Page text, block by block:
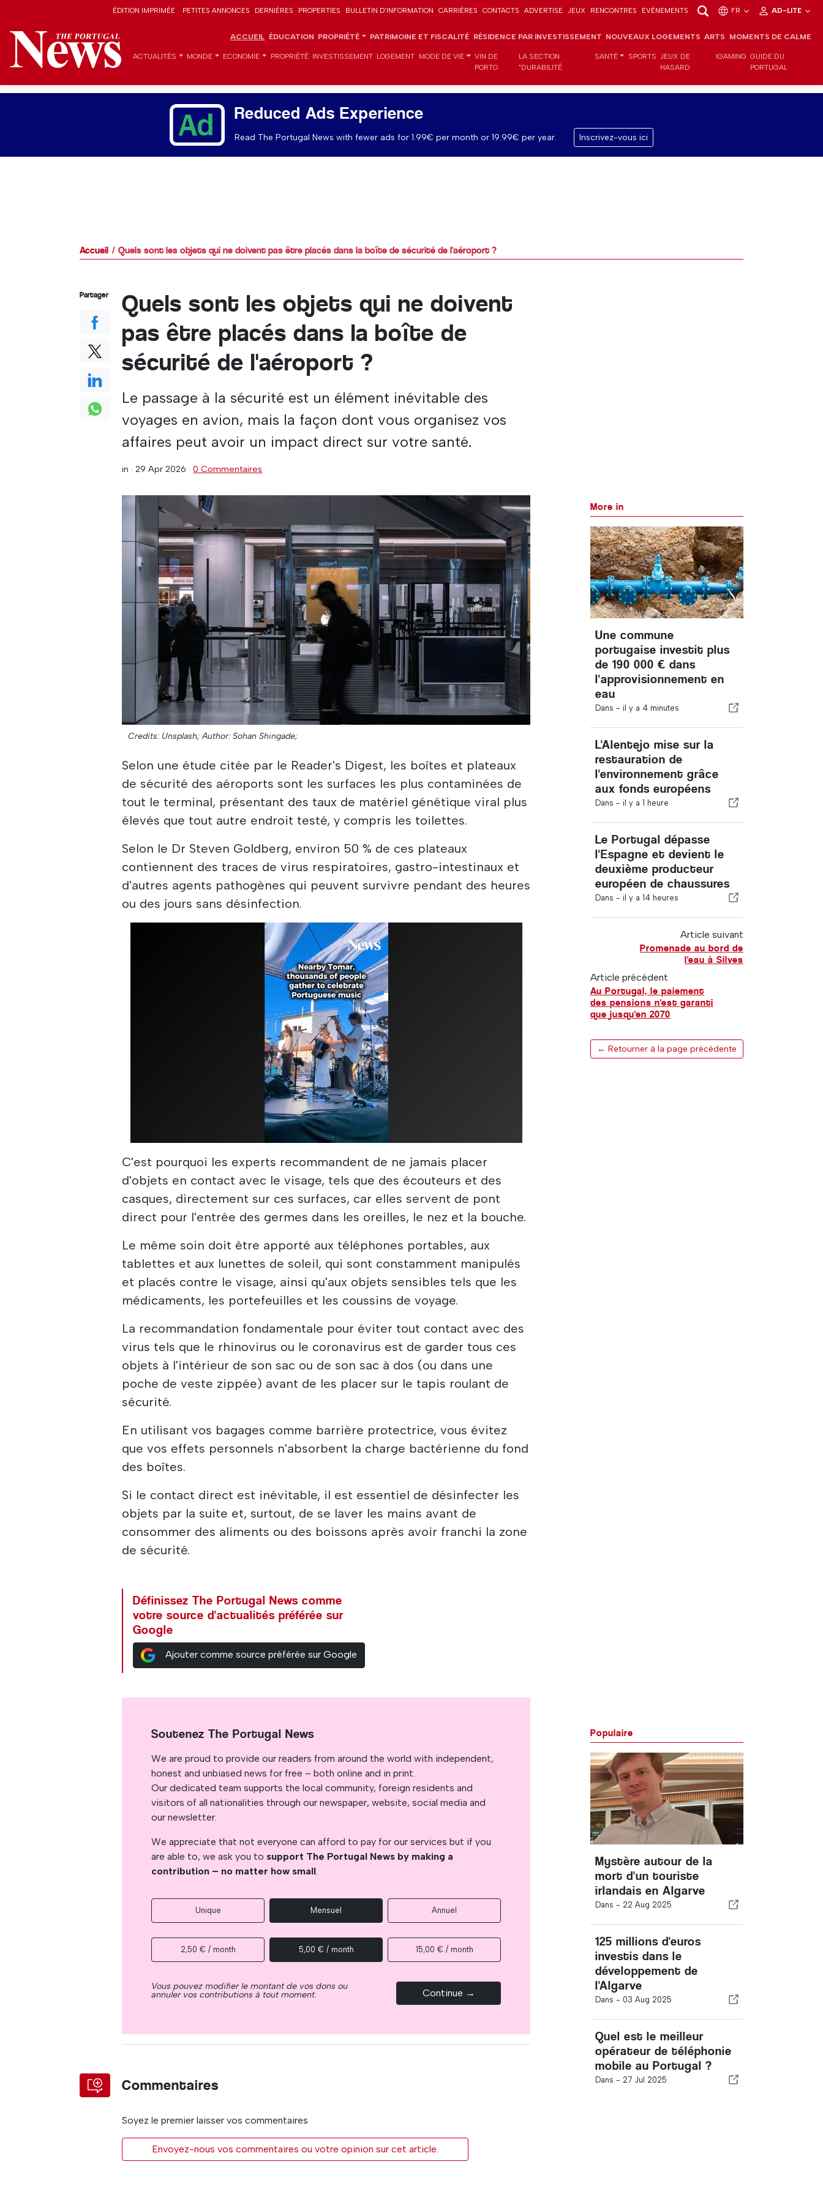
ÉDITION IMPRIMÉE PETITES ANNONCES DERNIÈRES PROPERTIES BULLETIN D'INFORMATION CARRIÈRES CONTACTS ADVERTISE JEUX RENCONTRES EVÉNEMENTS FR AD-LITE
ACCUEIL ÉDUCATION PROPRIÉTÉ PATRIMOINE ET FISCALITÉ RÉSIDENCE PAR INVESTISSEMENT NOUVEAUX LOGEMENTS ARTS MOMENTS DE CALME
ACTUALITÉS MONDE ECONOMIE PROPRIÉTÉ INVESTISSEMENT LOGEMENT MODE DE VIE
VIN DE
PORTO
LA SECTION
"DURABILITÉ
SANTÉ SPORTS JEUX DE
HASARD
IGAMING GUIDE DU
PORTUGAL
Reduced Ads Experience
Read The Portugal News with fewer ads for 1.99€ per month or 19.99€ per year. Inscrivez-vous ici
Accueil Quels sont les objets qui ne doivent pas être placés dans la boîte de sécurité de l'aéroport ?
Quels sont les objets qui ne doivent
pas être placés dans la boîte de
sécurité de l'aéroport ?
Le passage à la sécurité est un élément inévitable des
voyages en avion, mais la façon dont vous organisez vos
affaires peut avoir un impact direct sur votre santé.
in ·29 Apr 2026 ·0 Commentaires
Credits: Unsplash; Author: Sohan Shingade;
Selon une étude citée par le Reader's Digest, les boîtes et plateaux
de sécurité des aéroports sont les surfaces les plus contaminées de
tout le terminal, présentant des taux de matériel génétique viral plus
élevés que tout autre endroit testé, y compris les toilettes.
Selon le Dr Steven Goldberg, environ 50 % de ces plateaux
contiennent des traces de virus respiratoires, gastro-intestinaux et
d'autres agents pathogènes qui peuvent survivre pendant des heures
ou des jours sans désinfection.
C'est pourquoi les experts recommandent de ne jamais placer
d'objets en contact avec le visage, tels que des écouteurs et des
casques, directement sur ces surfaces, car elles servent de pont
direct pour l'entrée des germes dans les oreilles, le nez et la bouche.
Le même soin doit être apporté aux téléphones portables, aux
tablettes et aux lunettes de soleil, qui sont constamment manipulés
et placés contre le visage, ainsi qu'aux objets sensibles tels que les
médicaments, les portefeuilles et les coussins de voyage.
La recommandation fondamentale pour éviter tout contact avec des
virus tels que le rhinovirus ou le coronavirus est de garder tous ces
objets à l'intérieur de son sac ou de son sac à dos (ou dans une
poche de veste zippée) avant de les placer sur le tapis roulant de
sécurité.
En utilisant vos bagages comme barrière protectrice, vous évitez
que vos effets personnels n'absorbent la charge bactérienne du fond
des boîtes.
Si le contact direct est inévitable, il est essentiel de désinfecter les
objets par la suite et, surtout, de se laver les mains avant de
consommer des aliments ou des boissons après avoir franchi la zone
de sécurité.
Définissez The Portugal News comme
votre source d'actualités préférée sur
Google
Ajouter comme source préférée sur Google
Partager
More in
Une commune
portugaise investit plus
de 190 000 € dans
l'approvisionnement en
eau
Dans - il y a 4 minutes
L'Alentejo mise sur la
restauration de
l'environnement grâce
aux fonds européens
Dans - il y a 1 heure
Le Portugal dépasse
l'Espagne et devient le
deuxième producteur
européen de chaussures
Dans - il y a 14 heures
Article suivant
Promenade au bord de
l'eau à Silves
Article précédent
Au Portugal, le paiement
des pensions n'est garanti
que jusqu'en 2070
← Retourner à la page précédente
Soutenez The Portugal News
We are proud to provide our readers from around the world with independent,
honest and unbiased news for free – both online and in print.
Our dedicated team supports the local community, foreign residents and
visitors of all nationalities through our newspaper, website, social media and
our newsletter.
We appreciate that not everyone can afford to pay for our services but if you
are able to, we ask you to support The Portugal News by making a
contribution – no matter how small.
Unique Mensuel Annuel
2,50 € / month 5,00 € / month 15,00 € / month
Vous pouvez modifier le montant de vos dons ou
annuler vos contributions à tout moment. Continue →
Commentaires
Soyez le premier laisser vos commentaires
Envoyez-nous vos commentaires ou votre opinion sur cet article.
Populaire
Mystère autour de la
mort d'un touriste
irlandais en Algarve
Dans - 22 Aug 2025
125 millions d'euros
investis dans le
développement de
l'Algarve
Dans - 03 Aug 2025
Quel est le meilleur
opérateur de téléphonie
mobile au Portugal ?
Dans - 27 Jul 2025